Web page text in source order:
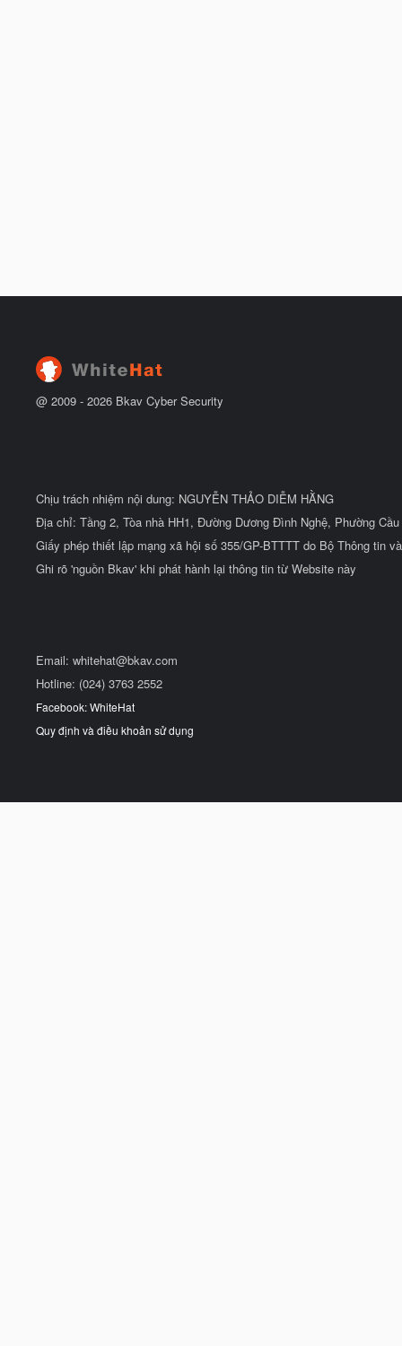
@ 2009 - 2026 Bkav Cyber Security
Chịu trách nhiệm nội dung: NGUYỄN THẢO DIỄM HẰNG
Địa chỉ: Tầng 2, Tòa nhà HH1, Đường Dương Đình Nghệ, Phường
Giấy phép thiết lập mạng xã hội số 355/GP-BTTTT do Bộ Thông tin
Ghi rõ 'nguồn Bkav' khi phát hành lại thông tin từ Website này
Email: whitehat@bkav.com
Hotline: (024) 3763 2552
Facebook: WhiteHat
Quy định và điều khoản sử dụng